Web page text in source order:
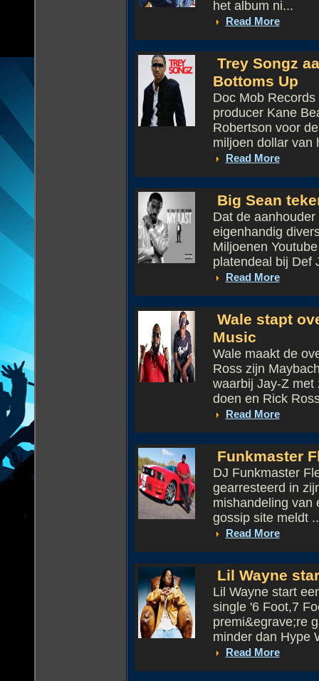
het album ni...
Read More
Trey Songz
Bottoms Up
Doc Mob
producer Kane
Robertson voor
miljoen dollar van
Read More
Big Sean
Dat de
eigenhandig
Miljoenen
platendeal bij Def
Read More
Wale stapt
Music
Wale maakt de
Ross zijn
waarbij Jay-Z met
doen en Rick
Read More
Funkmaster
DJ Funkmaster
gearresteerd in
mishandeling van
gossip site meldt
Read More
Lil Wayne
Lil Wayne start
single '6 Foot,7
premi&egrave;re
minder dan Hype
Read More